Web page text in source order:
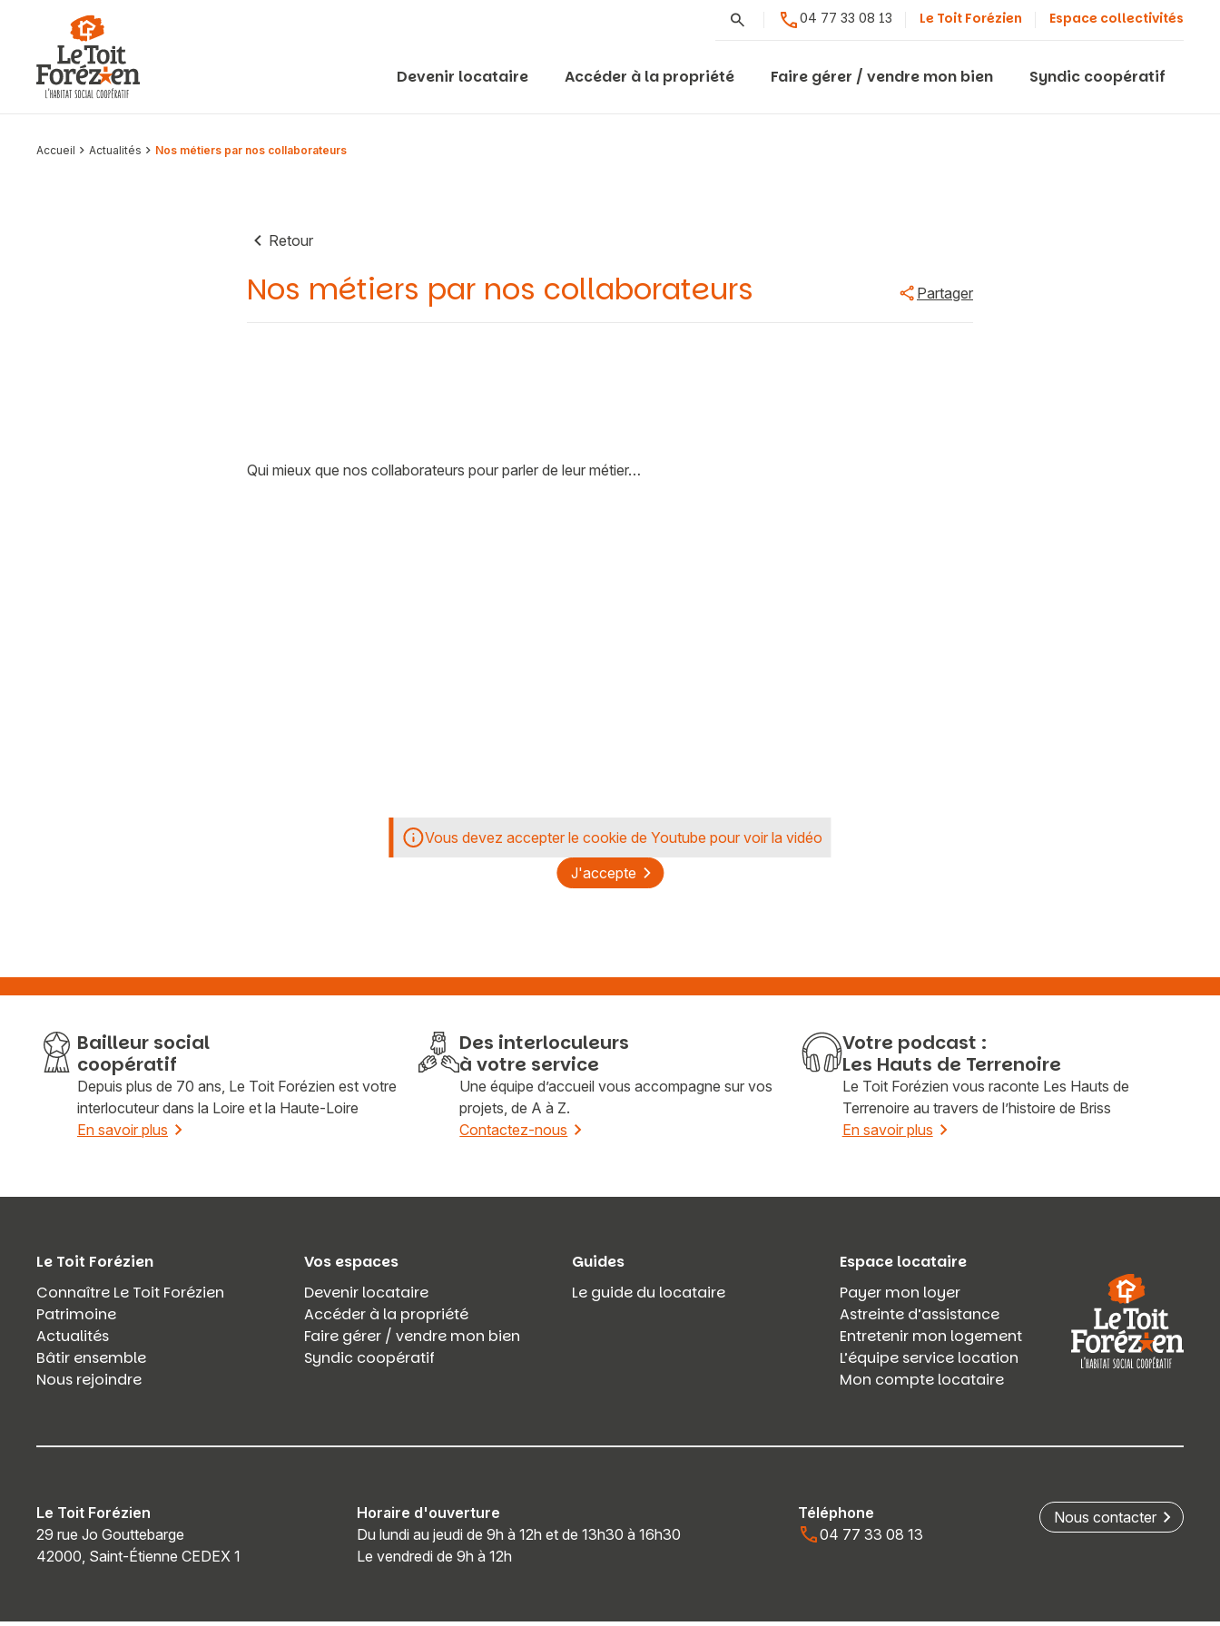
Aller au contenu Rechercher04 77 33 08 13 Le Toit Forézien Espace collectivités
Devenir locataire Accéder à la propriété Faire gérer / vendre mon bien Syndic coopératif
Vous recherchez&nbsp;:
Accueil Actualités Nos métiers par nos collaborateurs
Retour
Nos métiers par nos collaborateurs Partager
Qui mieux que nos collaborateurs pour parler de leur métier…
Vous devez accepter le cookie de Youtube pour voir la vidéo
J'accepte
Bailleur social
coopératif
Depuis plus de 70 ans, Le Toit Forézien est votre
interlocuteur dans la Loire et la Haute-Loire
En savoir plus
Des interloculeurs
à votre service
Une équipe d’accueil vous accompagne sur vos
projets, de A à Z.
Contactez-nous
Votre podcast :
Les Hauts de Terrenoire
Le Toit Forézien vous raconte Les Hauts de
Terrenoire au travers de l’histoire de Briss
En savoir plus
Le Toit Forézien
Connaître Le Toit Forézien
Patrimoine
Actualités
Bâtir ensemble
Nous rejoindre
Vos espaces
Devenir locataire
Accéder à la propriété
Faire gérer / vendre mon bien
Syndic coopératif
Guides
Le guide du locataire
Espace locataire
Payer mon loyer
Astreinte d’assistance
Entretenir mon logement
L’équipe service location
Mon compte locataire
Le Toit Forézien
29 rue Jo Gouttebarge
42000, Saint-Étienne CEDEX 1
Horaire d'ouverture
Du lundi au jeudi de 9h à 12h et de 13h30 à 16h30
Le vendredi de 9h à 12h
Téléphone
04 77 33 08 13
Nous contacter